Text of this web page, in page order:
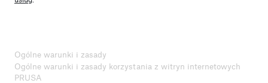
Ogólne warunki i zasady
Ogólne warunki i zasady korzystania z witryn internetowych
PRUSA